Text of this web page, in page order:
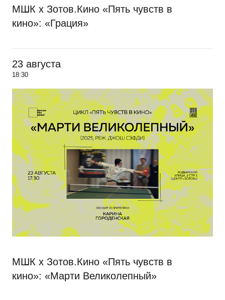
МШК х Зотов.Кино «Пять чувств в
кино»: «Грация»
23 августа
18:30
МШК х Зотов.Кино «Пять чувств в
кино»: «Марти Великолепный»